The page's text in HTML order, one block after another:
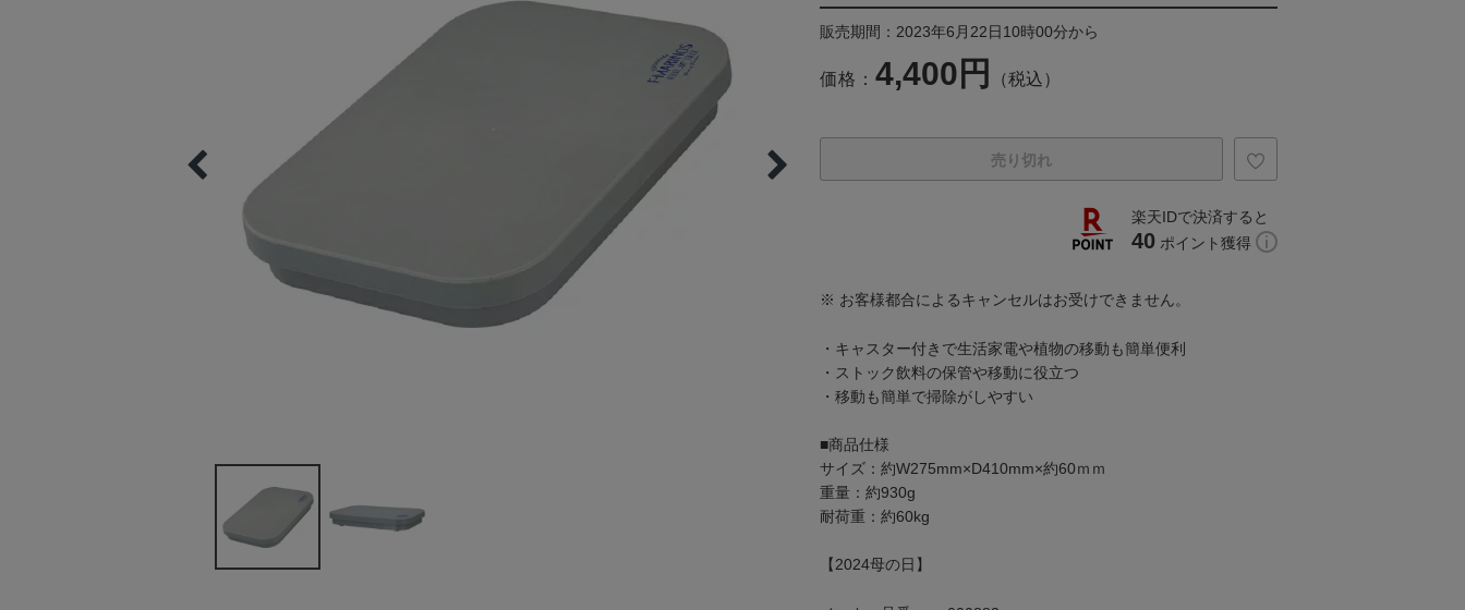
販売期間：2023年6月22日10時00分から
価格： 4,400円 （税込）
売り切れ
楽天IDで決済すると
40 ポイント獲得
※ お客様都合によるキャンセルはお受けできません。
・キャスター付きで生活家電や植物の移動も簡単便利
・ストック飲料の保管や移動に役立つ
・移動も簡単で掃除がしやすい
■商品仕様
サイズ：約W275mm×D410mm×約60ｍｍ
重量：約930g
耐荷重：約60kg
【2024母の日】